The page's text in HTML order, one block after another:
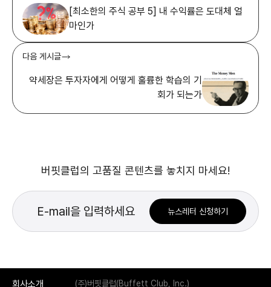
[최소한의 주식 공부 5] 내 수익률은 도대체 얼
마인가
다음 게시글
약세장은 투자자에게 어떻게 훌륭한 학습의 기
회가 되는가
버핏클럽의 고품질 콘텐츠를 놓치지 마세요!
뉴스레터 신청하기
회사소개 (주)버핏클럽(Buffett Club, Inc.)